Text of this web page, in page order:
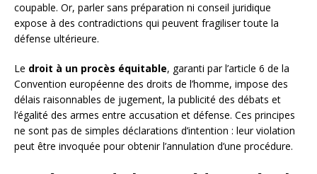
coupable. Or, parler sans préparation ni conseil juridique
expose à des contradictions qui peuvent fragiliser toute la
défense ultérieure.
Le droit à un procès équitable, garanti par l’article 6 de la
Convention européenne des droits de l’homme, impose des
délais raisonnables de jugement, la publicité des débats et
l’égalité des armes entre accusation et défense. Ces principes
ne sont pas de simples déclarations d’intention : leur violation
peut être invoquée pour obtenir l’annulation d’une procédure.